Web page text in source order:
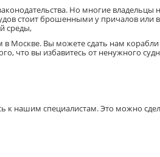
Но многие владельцы
стоит брошенными у причалов или
среды,
в Москве. Вы можете сдать нам
что вы избавитесь от ненужного
к нашим специалистам. Это можно